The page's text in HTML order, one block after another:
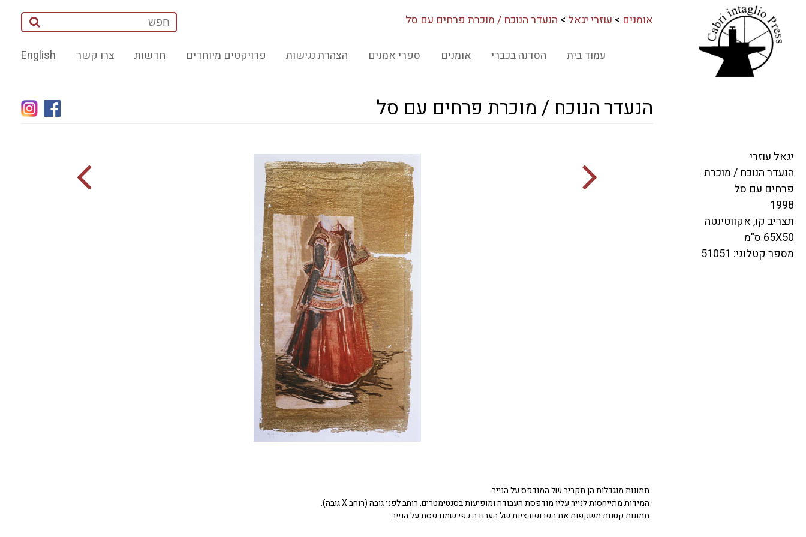
אומנים > עוזרי יגאל > הנעדר הנוכח / מוכרת פרחים עם סל
English צרו קשר חדשות פרויקטים מיוחדים הצהרת נגישות ספרי אמנים אומנים הסדנה בכברי עמוד בית
הנעדר הנוכח / מוכרת פרחים עם סל
· תמונות מוגדלות הן תקריב של המודפס על הנייר.
· המידות מתייחסות לנייר עליו מודפסת העבודה ומופיעות בסנטימטרים, רוחב לפני גובה (רוחב X גובה).
· תמונות קטנות משקפות את הפרופורציות של העבודה כפי שמודפסת על הנייר.
יגאל עוזרי
הנעדר הנוכח / מוכרת
פרחים עם סל
1998
תצריב קו, אקווטינטה
65X50 ס"מ
מספר קטלוגי: 51051